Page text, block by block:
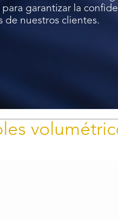
marinas
de
de
ygarantizar la
de nuestros clientes.